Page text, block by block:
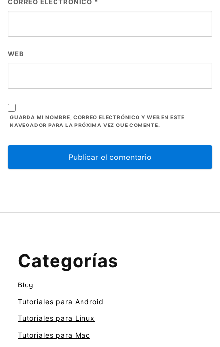
CORREO ELECTRÓNICO *
WEB
GUARDA MI NOMBRE, CORREO ELECTRÓNICO Y WEB EN ESTE
NAVEGADOR PARA LA PRÓXIMA VEZ QUE COMENTE.
Categorías
Blog
Tutoriales para Android
Tutoriales para Linux
Tutoriales para Mac